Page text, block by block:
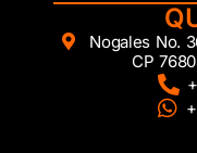
Nogales No.
CP